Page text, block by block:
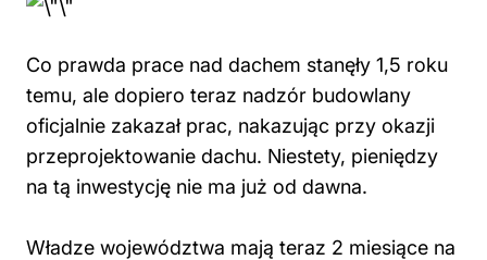
Co prawda prace nad dachem stanęły 1,5 roku
temu, ale dopiero teraz nadzór budowlany
oficjalnie zakazał prac, nakazując przy okazji
przeprojektowanie dachu. Niestety, pieniędzy
na tą inwestycję nie ma już od dawna.
Władze województwa mają teraz 2 miesiące na